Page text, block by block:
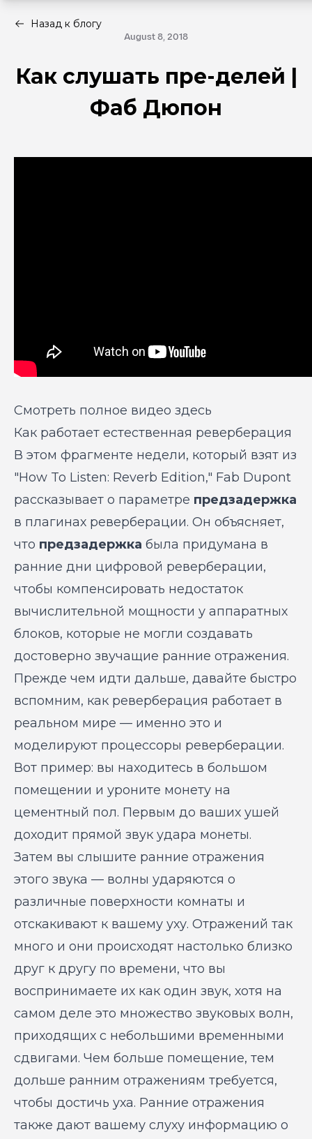
Назад к блогу
August 8, 2018
Как слушать пре-делей |
Фаб Дюпон
Смотреть полное видео здесь
Как работает естественная реверберация
В этом фрагменте недели, который взят из
"How To Listen: Reverb Edition," Fab Dupont
рассказывает о параметре предзадержка
в плагинах реверберации. Он объясняет,
что предзадержка была придумана в
ранние дни цифровой реверберации,
чтобы компенсировать недостаток
вычислительной мощности у аппаратных
блоков, которые не могли создавать
достоверно звучащие ранние отражения.
Прежде чем идти дальше, давайте быстро
вспомним, как реверберация работает в
реальном мире — именно это и
моделируют процессоры реверберации.
Вот пример: вы находитесь в большом
помещении и уроните монету на
цементный пол. Первым до ваших ушей
доходит прямой звук удара монеты.
Затем вы слышите ранние отражения
этого звука — волны ударяются о
различные поверхности комнаты и
отскакивают к вашему уху. Отражений так
много и они происходят настолько близко
друг к другу по времени, что вы
воспринимаете их как один звук, хотя на
самом деле это множество звуковых волн,
приходящих с небольшими временными
сдвигами. Чем больше помещение, тем
дольше ранним отражениям требуется,
чтобы достичь уха. Ранние отражения
также дают вашему слуху информацию о